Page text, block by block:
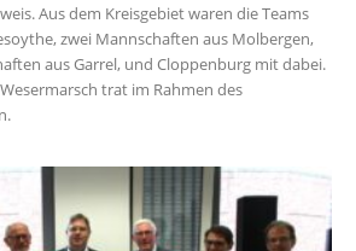
Aus dem Kreisgebiet waren die Teams
zwei Mannschaften aus Molbergen,
aus Garrel, und Cloppenburg mit dabei.
trat im Rahmen des